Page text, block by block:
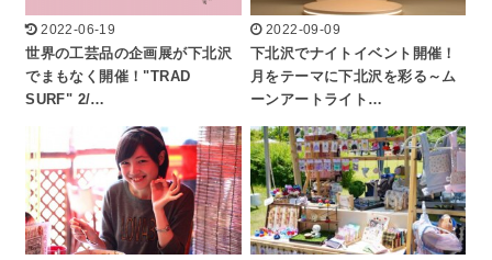
2022-06-19
世界の工芸品の企画展が下北沢
でまもなく開催！"TRAD
SURF" 2/…
2022-09-09
下北沢でナイトイベント開催！
月をテーマに下北沢を彩る～ム
ーンアートライト…